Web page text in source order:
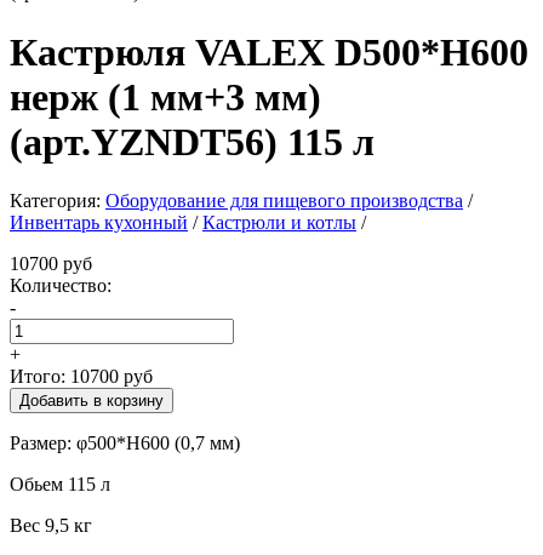
Кастрюля VALEX D500*H600
нерж (1 мм+3 мм)
(арт.YZNDT56) 115 л
Категория: Оборудование для пищевого производства /
Инвентарь кухонный / Кастрюли и котлы /
10700 руб
Количество:
-
+
Итого: 10700 руб
Размер: φ500*H600 (0,7 мм)
Обьем 115 л
Вес 9,5 кг